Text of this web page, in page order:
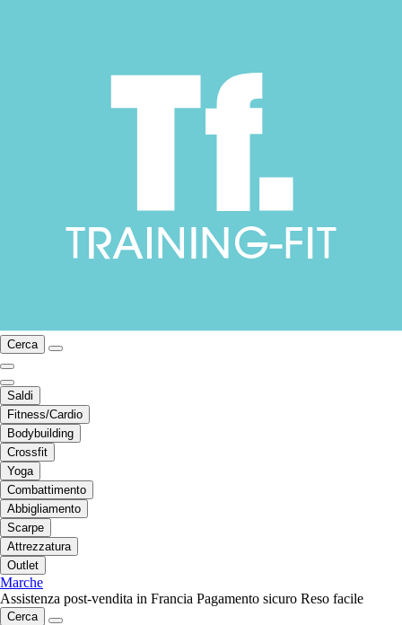
Cerca
Saldi
Fitness/Cardio
Bodybuilding
Crossfit
Yoga
Combattimento
Abbigliamento
Scarpe
Attrezzatura
Outlet
Marche
Assistenza post-vendita in Francia Pagamento sicuro Reso facile
Cerca